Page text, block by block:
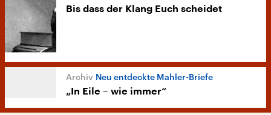
Bis dass der Klang Euch scheidet
Neu entdeckte Mahler-Briefe
„In Eile – wie immer“